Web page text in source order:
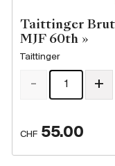
Taittinger Brut
MJF 60th »
Taittinger
CHF 55.00
- +